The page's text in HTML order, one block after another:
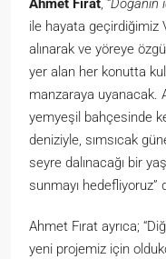
Ahmet Fırat, “Doğanın
ile hayata geçirdiğimiz
alınarak ve yöreye
yer alan her konutta
manzaraya uyanacak.
yemyeşil bahçesinde
deniziyle, sımsıcak
seyre dalınacağı bir
sunmayı hedefliyoruz”
Ahmet Fırat ayrıca;
yeni projemiz için